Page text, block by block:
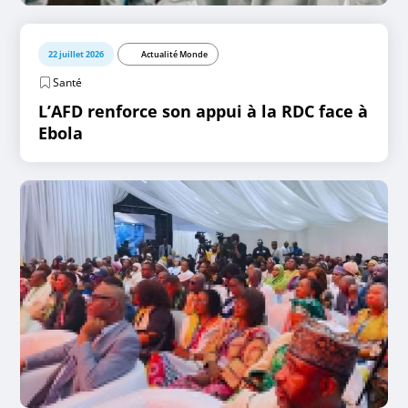
22 juillet 2026 Actualité Monde
Santé
L’AFD renforce son appui à la RDC face à
Ebola